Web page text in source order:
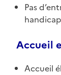
Pas
handicap
Accueil
Accueil